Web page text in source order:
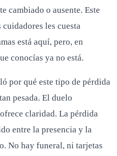
cambiado o ausente. Este
les cuesta
está aquí, pero, en
conocías ya no está.
por qué este tipo de pérdida
pesada. El duelo
claridad. La pérdida
entre la presencia y la
No hay funeral, ni tarjetas